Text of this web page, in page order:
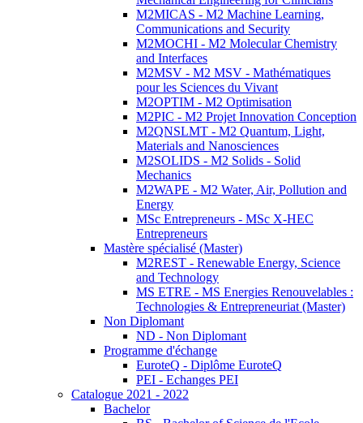
M2MICAS - M2 Machine Learning,
Communications and Security
M2MOCHI - M2 Molecular Chemistry
and Interfaces
M2MSV - M2 MSV - Mathématiques
pour les Sciences du Vivant
M2OPTIM - M2 Optimisation
M2PIC - M2 Projet Innovation Conception
M2QNSLMT - M2 Quantum, Light,
Materials and Nanosciences
M2SOLIDS - M2 Solids - Solid
Mechanics
M2WAPE - M2 Water, Air, Pollution and
Energy
MSc Entrepreneurs - MSc X-HEC
Entrepreneurs
Mastère spécialisé (Master)
M2REST - Renewable Energy, Science
and Technology
MS ETRE - MS Energies Renouvelables :
Technologies & Entrepreneuriat (Master)
Non Diplomant
ND - Non Diplomant
Programme d'échange
EuroteQ - Diplôme EuroteQ
PEI - Echanges PEI
Catalogue 2021 - 2022
Bachelor